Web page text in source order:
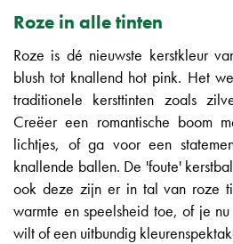
Roze in alle tinten
Roze is dé nieuwste kerstkleur
blush tot knallend hot pink. Het
traditionele kersttinten zoals
Creëer een romantische boom
lichtjes, of ga voor een
knallende ballen. De 'foute'
ook deze zijn er in tal van roze
warmte en speelsheid toe, of je
wilt of een uitbundig